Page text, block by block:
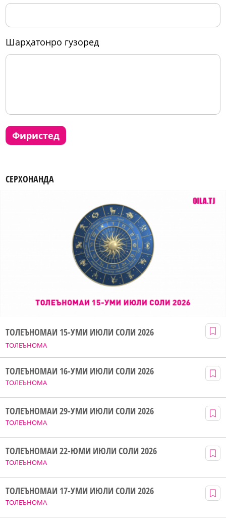
шарҳатонро гузоред
фиристед
СЕРХОНАНДА
ТОЛЕЪНОМА
ТОЛЕЪНОМАИ 15-УМИ ИЮЛИ СОЛИ 2026
ТОЛЕЪНОМА
ТОЛЕЪНОМАИ 16-УМИ ИЮЛИ СОЛИ 2026
ТОЛЕЪНОМА
ТОЛЕЪНОМАИ 29-УМИ ИЮЛИ СОЛИ 2026
ТОЛЕЪНОМА
ТОЛЕЪНОМАИ 22-ЮМИ ИЮЛИ СОЛИ 2026
ТОЛЕЪНОМА
ТОЛЕЪНОМАИ 17-УМИ ИЮЛИ СОЛИ 2026